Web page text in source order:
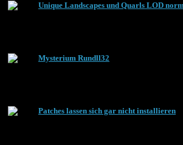
Unique Landscapes und Quarls LOD
Mysterium Rundll32
Patches lassen sich gar nicht installieren